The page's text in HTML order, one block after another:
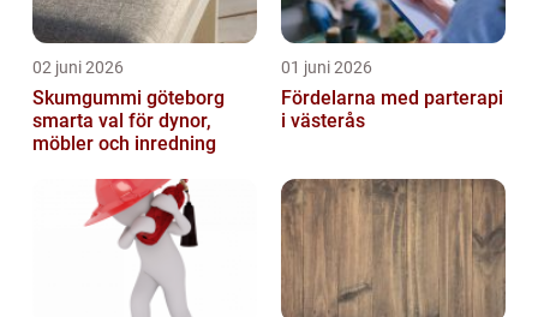
02 juni 2026
Skumgummi göteborg
smarta val för dynor,
möbler och inredning
01 juni 2026
Fördelarna med parterapi
i västerås